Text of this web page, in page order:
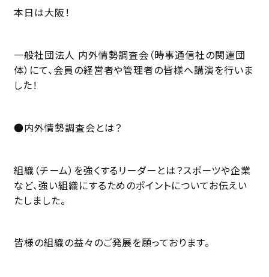
本日は大阪！
一般社団法人 内外情勢調査会（時事通信社の関連団
体）にて、会員の経営者や管理者の皆様へ講演を行いま
した！
●内外情勢調査会とは？
組織（チーム）を強くするリーダーとは？スポーツや企業
など、強い組織にするためのポイントについてお伝えい
たしました。
皆様の組織の益々のご発展を願っております。